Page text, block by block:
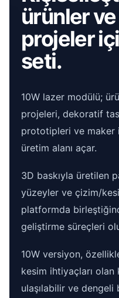
ürünler ve
projeler
seti.
10W lazer modülü;
projeleri, dekoratif
prototipleri ve maker
üretim alanı açar.
3D baskıyla üretilen
yüzeyler ve çizim/
platformda
geliştirme süreçleri
10W versiyon,
kesim ihtiyaçları olan
ulaşılabilir ve dengeli